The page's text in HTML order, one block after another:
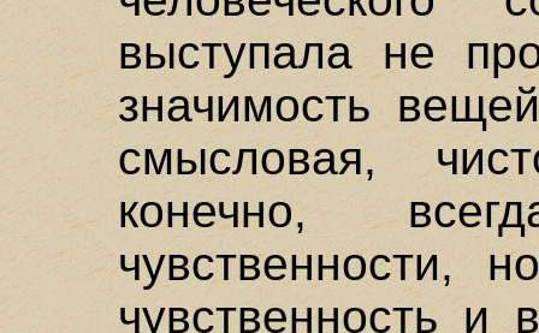
выступала не
значимость
смысловая,
конечно,
чувственности,
чувственность и